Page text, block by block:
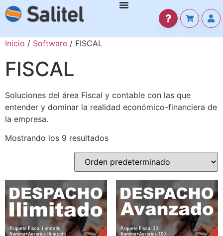
Inicio / Software / FISCAL
FISCAL
Soluciones del área Fiscal y contable con las que
entender y dominar la realidad económico-financiera de
la empresa.
Mostrando los 9 resultados